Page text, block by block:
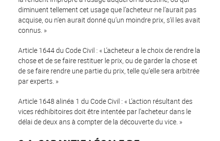
diminuent tellement cet usage que l’acheteur ne l’aurait pas
acquise, ou n’en aurait donné qu’un moindre prix, s’il les avait
connus. »
Article 1644 du Code Civil : « L’acheteur a le choix de rendre la
chose et de se faire restituer le prix, ou de garder la chose et
de se faire rendre une partie du prix, telle qu’elle sera arbitrée
par experts. »
Article 1648 alinéa 1 du Code Civil : « L’action résultant des
vices rédhibitoires doit être intentée par l’acheteur dans le
délai de deux ans à compter de la découverte du vice. »